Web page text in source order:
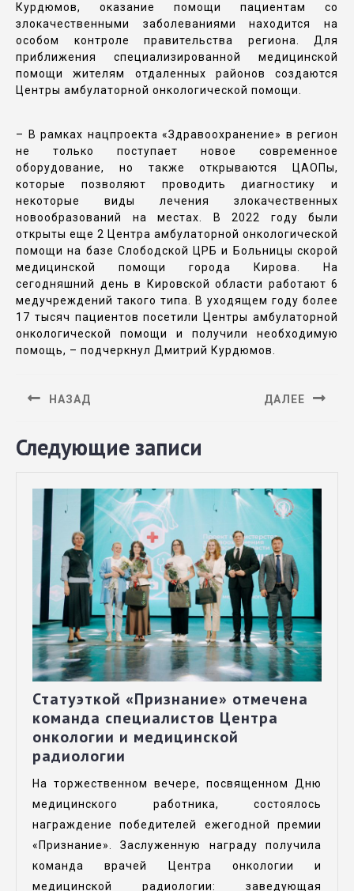
Курдюмов, оказание помощи пациентам со
злокачественными заболеваниями находится на
особом контроле правительства региона. Для
приближения специализированной медицинской
помощи жителям отдаленных районов создаются
Центры амбулаторной онкологической помощи.
– В рамках нацпроекта «Здравоохранение» в регион
не только поступает новое современное
оборудование, но также открываются ЦАОПы,
которые позволяют проводить диагностику и
некоторые виды лечения злокачественных
новообразований на местах. В 2022 году были
открыты еще 2 Центра амбулаторной онкологической
помощи на базе Слободской ЦРБ и Больницы скорой
медицинской помощи города Кирова. На
сегодняшний день в Кировской области работают 6
медучреждений такого типа. В уходящем году более
17 тысяч пациентов посетили Центры амбулаторной
онкологической помощи и получили необходимую
помощь, – подчеркнул Дмитрий Курдюмов.
НАЗАД ДАЛЕЕ
Следующие записи
Статуэткой «Признание» отмечена
команда специалистов Центра
онкологии и медицинской
радиологии
На торжественном вечере, посвященном Дню
медицинского работника, состоялось
награждение победителей ежегодной премии
«Признание». Заслуженную награду получила
команда врачей Центра онкологии и
медицинской радиологии: заведующая